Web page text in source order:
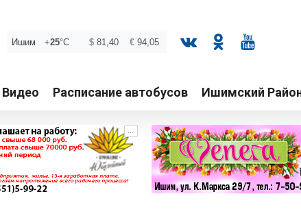
Видео Расписание автобусов Ишимский
...